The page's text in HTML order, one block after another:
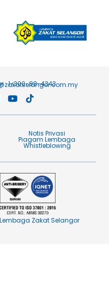
: 1-300-88-4343
Notis Privasi
Piagam Lembaga​
Whistleblowing
Zakat Selangor